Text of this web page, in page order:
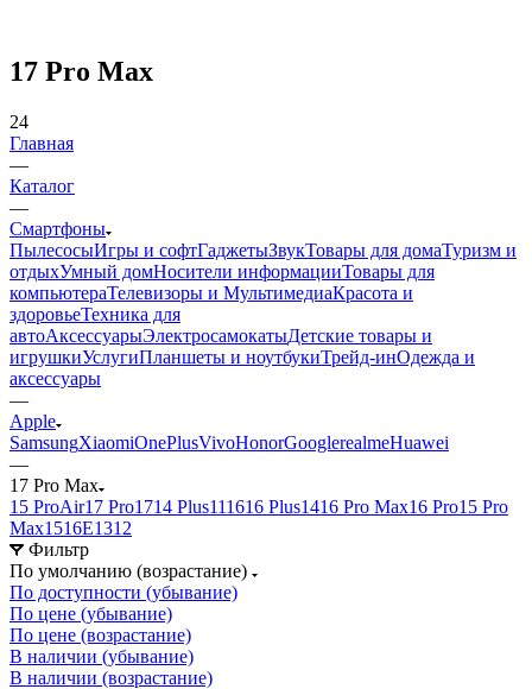
17 Pro Max
24
Главная
—
Каталог
—
Смартфоны
ПылесосыИгры и софтГаджетыЗвукТовары для домаТуризм и
отдыхУмный домНосители информацииТовары для
компьютераТелевизоры и МультимедиаКрасота и
здоровьеТехника для
автоАксессуарыЭлектросамокатыДетские товары и
игрушкиУслугиПланшеты и ноутбукиТрейд-инОдежда и
аксессуары
—
Apple
SamsungXiaomiOnePlusVivoHonorGooglerealmeHuawei
—
17 Pro Max
15 ProAir17 Pro1714 Plus111616 Plus1416 Pro Max16 Pro15 Pro
Max1516E1312
Фильтр
По умолчанию (возрастание)
По доступности (убывание)
По цене (убывание)
По цене (возрастание)
В наличии (убывание)
В наличии (возрастание)